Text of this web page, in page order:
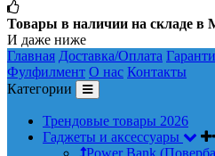
Товары в наличии на складе в
И даже ниже
Главная Доставка/Оплата
Фулфилмент О нас Контакты
Категории
Трендовые товары 2026
Гаджеты и аксессуары
Power Bank